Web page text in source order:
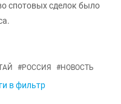
спотовых сделок было
#РОССИЯ #НОВОСТЬ
в фильтр